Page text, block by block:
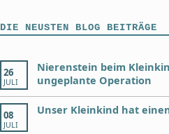
DIE NEUSTEN BLOG BEITRÄGE
26
JULI
Nierenstein beim
ungeplante Operation
08
JULI
Unser Kleinkind hat